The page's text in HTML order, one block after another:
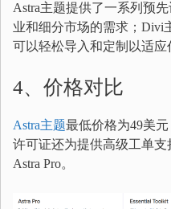
Astra主题提供了一系列预
业和细分市场的需求；Divi
可以轻松导入和定制以适应
4、价格对比
Astra主题最低价格为49美
许可证还为提供高级工单
Astra Pro。